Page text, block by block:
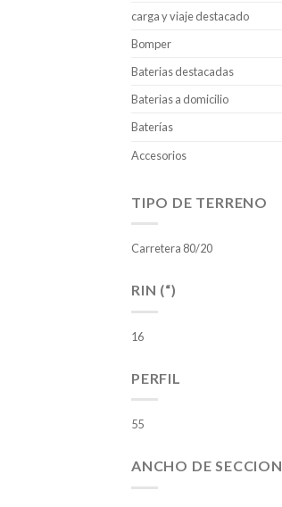
carga y viaje destacado
Bomper
Baterias destacadas
Baterias a domicilio
Baterías
Accesorios
TIPO DE TERRENO
Carretera 80/20
RIN (“)
16
PERFIL
55
ANCHO DE SECCION